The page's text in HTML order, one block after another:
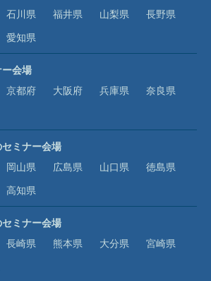
石川県 福井県 山梨県
長野県
愛知県
会場
京都府 大阪府 兵庫県
奈良県
ミナー会場
岡山県 広島県 山口県
徳島県
高知県
ミナー会場
長崎県 熊本県 大分県
宮崎県